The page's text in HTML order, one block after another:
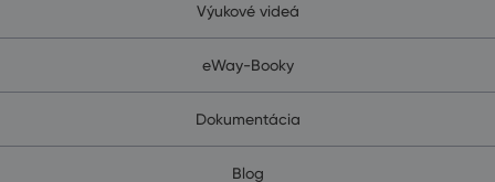
Výukové videá
eWay-Booky
Dokumentácia
Blog